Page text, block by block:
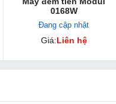
0168W
Đang cập nhật
Giá:Liên hệ